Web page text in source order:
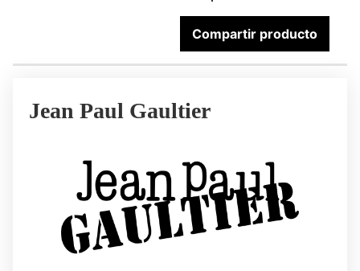
Compartir producto
Jean Paul Gaultier